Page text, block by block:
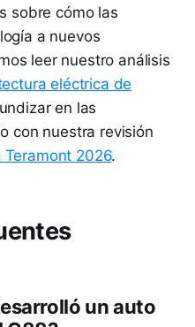
sobre cómo las
a nuevos
leer nuestro análisis
eléctrica de
en las
con nuestra revisión
Teramont 2026.
un auto